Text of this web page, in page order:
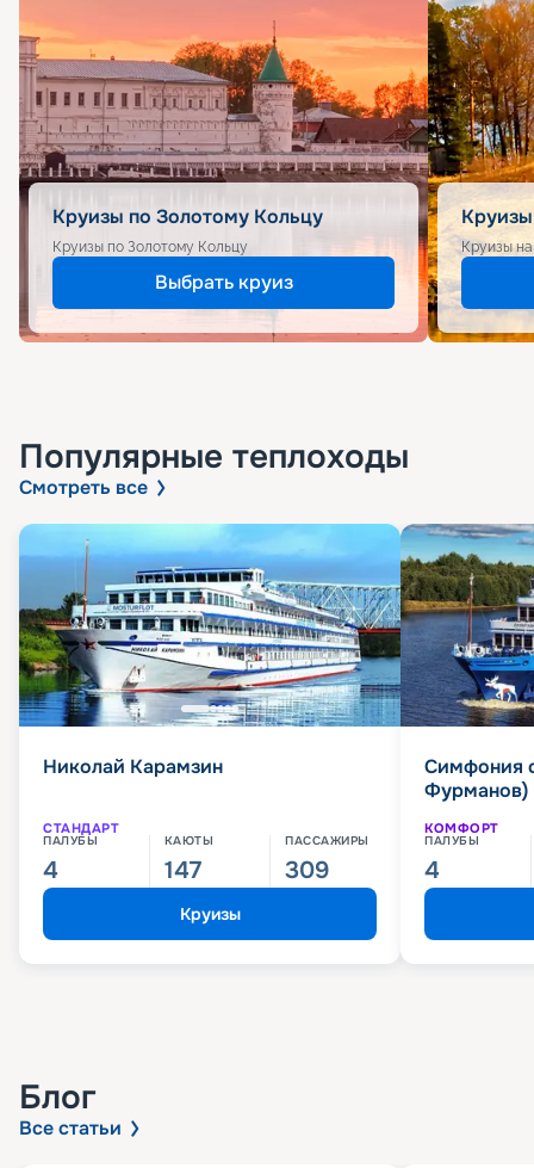
Круизы по Золотому Кольцу
Круизы по Золотому Кольцу
Выбрать круиз
Круизы
Популярные теплоходы
Смотреть все
Николай Карамзин
СТАНДАРТ
ПАЛУБЫ
4
КАЮТЫ
147
ПАССАЖИРЫ
309
Круизы
Симфония
Фурманов)
КОМФОРТ
ПАЛУБЫ
4
Блог
Все статьи